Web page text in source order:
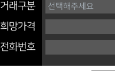
거래구분
희망가격
전화번호